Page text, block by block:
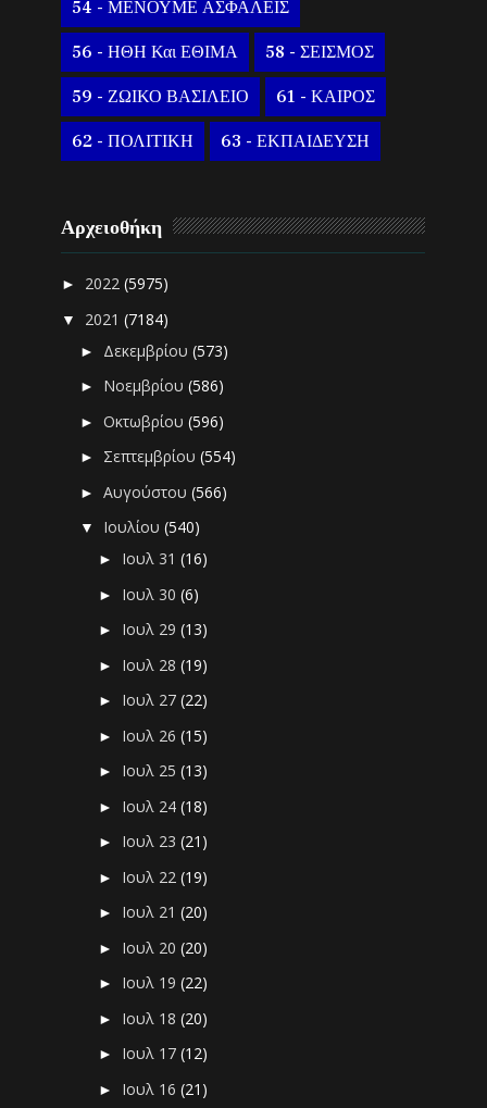
54 - ΜΕΝΟΥΜΕ ΑΣΦΑΛΕΙΣ
56 - ΗΘΗ Και ΕΘΙΜΑ 58 - ΣΕΙΣΜΟΣ
59 - ΖΩΙΚΟ ΒΑΣΙΛΕΙΟ 61 - ΚΑΙΡΟΣ
62 - ΠΟΛΙΤΙΚΗ 63 - ΕΚΠΑΙΔΕΥΣΗ
Αρχειοθήκη
► 2022(5975)
▼ 2021(7184)
► Δεκεμβρίου(573)
► Νοεμβρίου(586)
►Οκτωβρίου(596)
► Σεπτεμβρίου(554)
►Αυγούστου(566)
▼ Ιουλίου(540)
► Ιουλ 31(16)
► Ιουλ 30(6)
► Ιουλ 29(13)
► Ιουλ 28(19)
► Ιουλ 27(22)
► Ιουλ 26(15)
► Ιουλ 25(13)
► Ιουλ 24(18)
► Ιουλ 23(21)
► Ιουλ 22(19)
► Ιουλ 21(20)
► Ιουλ 20(20)
► Ιουλ 19(22)
► Ιουλ 18(20)
► Ιουλ 17(12)
► Ιουλ 16(21)